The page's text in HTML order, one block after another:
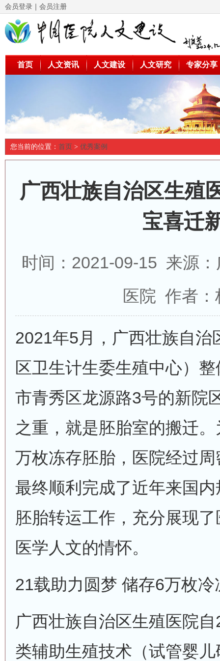
会员登录 ｜ 会员注册
首页 人文资讯 人文建设 人文研究 专家分享
您当前的位置： 首页 > 优秀案例
广西壮族自治区生殖
宝喜迁
时间：2021-09-15 来源
医院 作者：
2021年5月，广西壮族自治
区卫生计生委生殖中心）
市青秀区龙源路3号的新院
之重，就是胚胎室的搬迁
万枚冻存胚胎，医院经过
最终顺利完成了近年来国
胚胎转运工作，充分展现
医学人文的情怀。
21载助力圆梦 储存6万枚冷
广西壮族自治区生殖医院
类辅助生殖技术（试管婴